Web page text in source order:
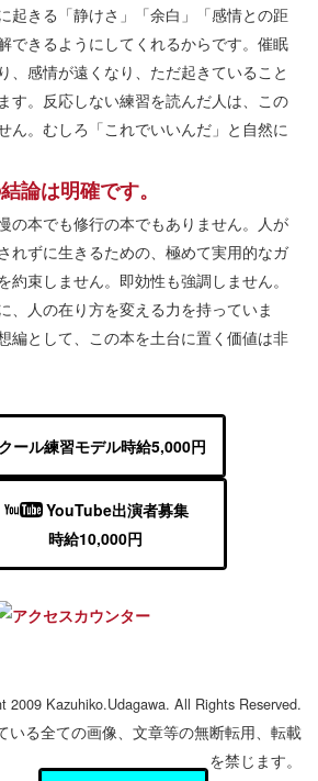
起きる「静けさ」「余白」「感情との距
できるようにしてくれるからです。催眠
、感情が遠くなり、ただ起きていること
す。反応しない練習を読んだ人は、この
ん。むしろ「これでいいんだ」と自然に
論は明確です。
の本でも修行の本でもありません。人が
れずに生きるための、極めて実用的なガ
約束しません。即効性も強調しません。
、人の在り方を変える力を持っていま
編として、この本を土台に置く価値は非
ール練習モデル時給5,000円
YouTube出演者募集
時給10,000円
2009 Kazuhiko.Udagawa. All Rights Reserved.
いる全ての画像、文章等の無断転用、転載
を禁じます。